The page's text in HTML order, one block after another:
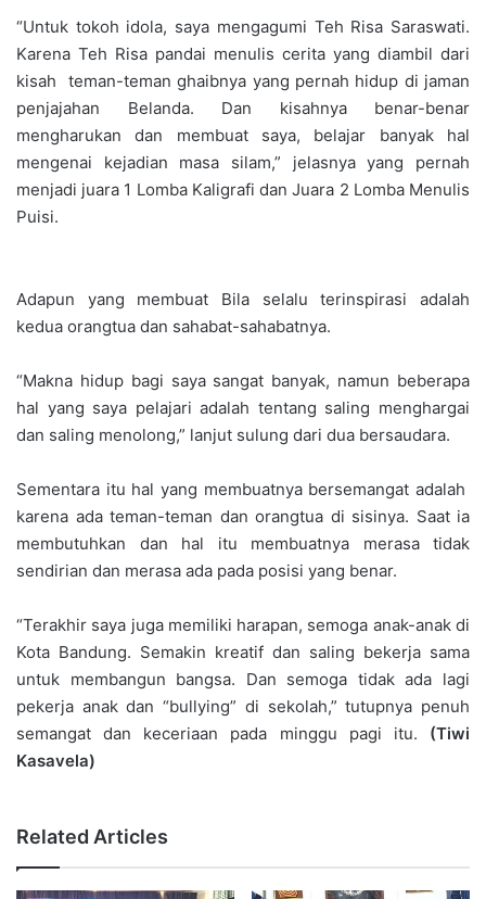
“Untuk tokoh idola, saya mengagumi Teh Risa Saraswati.
Karena Teh Risa pandai menulis cerita yang diambil dari
kisah teman-teman ghaibnya yang pernah hidup di jaman
penjajahan Belanda. Dan kisahnya benar-benar
mengharukan dan membuat saya, belajar banyak hal
mengenai kejadian masa silam,” jelasnya yang pernah
menjadi juara 1 Lomba Kaligrafi dan Juara 2 Lomba Menulis
Puisi.
Adapun yang membuat Bila selalu terinspirasi adalah
kedua orangtua dan sahabat-sahabatnya.
“Makna hidup bagi saya sangat banyak, namun beberapa
hal yang saya pelajari adalah tentang saling menghargai
dan saling menolong,” lanjut sulung dari dua bersaudara.
Sementara itu hal yang membuatnya bersemangat adalah
karena ada teman-teman dan orangtua di sisinya. Saat ia
membutuhkan dan hal itu membuatnya merasa tidak
sendirian dan merasa ada pada posisi yang benar.
“Terakhir saya juga memiliki harapan, semoga anak-anak di
Kota Bandung. Semakin kreatif dan saling bekerja sama
untuk membangun bangsa. Dan semoga tidak ada lagi
pekerja anak dan “bullying” di sekolah,” tutupnya penuh
semangat dan keceriaan pada minggu pagi itu. (Tiwi
Kasavela)
Related Articles